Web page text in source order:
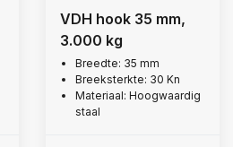
VDH hook 35 mm,
3.000 kg
Breedte: 35 mm
Breeksterkte: 30 Kn
Materiaal: Hoogwaardig
staal